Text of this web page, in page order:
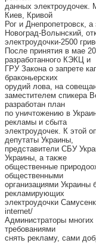
данных электроудочек.
Киев, Кривой
Рог и Днепропетровск,
Новоград-Волынский,
электроудочки-2500
После принятия в мае
разработанного КЭКЦ и
ГРУ Закона о запрете
браконьерских
орудий лова, на
заместителем спикера
разработан план
по уничтожению в
рекламы и сбыта
электроудочек. К этой
депутаты Украины,
представители СБУ
Украины, а также
общественные
общественными
организациями Украины
рекламирующих
электроудочки
internet/
Администраторы многих
требованиями
снять рекламу, сами